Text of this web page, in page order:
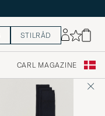
STILRÅD
CARL MAGAZINE